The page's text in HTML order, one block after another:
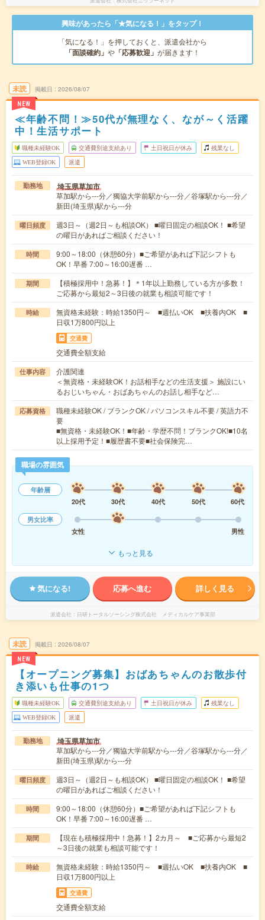
興味があったら「★気になる！」をタップ！
「気になる！」を押しておくと、派遣会社から
「面談確約」 や 「応募歓迎」 が届きます！
未読
NEW
掲載日 2026/08/07
≪年齢不問！≫50代が無理なく、なが～く活躍
中！生活サポート
職種未経験OK 交通費別途支給あり 土日祝日が休み 残業なし
WEB登録OK 派遣
勤務地 埼玉県草加市
草加駅から---分／獨協大学前駅から---分／谷塚駅から---分／
新田(埼玉県)駅から---分
曜日頻度
週3日～（週2日～も相談OK） ■曜日固定の相談OK！ ■希望
の曜日があればご相談ください！
時間
9:00～18:00（休憩60分）■ご希望があれば下記シフトも
OK！早番 7:00～16:00遅番 …
期間
【積極採用中！急募！】＊1年以上勤務している方が多数！
ご応募から最短2～3日後の就業も相談可能です！
時給
無資格未経験：時給1350円～ ■週払いOK ■扶養内OK ■
日収1万800円以上
交通費
交通費全額支給
仕事内容
介護関連
＜無資格・未経験OK！お話相手などの生活支援＞ 施設にい
るおじいちゃん・おばあちゃんのお話し相手など…
応募資格
職種未経験OK / ブランクOK / パソコンスキル不要 / 英語力不
要
■無資格・未経験OK！■年齢・学歴不問！ブランクOK!■10名
以上採用予定！■履歴書不要■社会保険完…
職場の雰囲気
年齢層
20代
30代 40代 50代
60代
男女比率
女性
男性
もっと見る
気になる! 応募へ進む 詳しく見る
派遣会社 日研トータルソーシング株式会社 メディカルケア事業部
未読
NEW
掲載日 2026/08/07
【オープニング募集】おばあちゃんのお散歩付
き添いも仕事の1つ
職種未経験OK 交通費別途支給あり 土日祝日が休み 残業なし
WEB登録OK 派遣
勤務地 埼玉県草加市
草加駅から---分／獨協大学前駅から---分／谷塚駅から---分／
新田(埼玉県)駅から---分
曜日頻度
週3日～（週2日～も相談OK） ■曜日固定の相談OK！ ■希望
の曜日があればご相談ください！
時間
9:00～18:00（休憩60分）■ご希望があれば下記シフトも
OK！早番 7:00～16:00遅番 …
期間
【現在も積極採用中！急募！】2カ月～ ■ご応募から最短2
～3日後の就業も相談可能です！
時給
無資格未経験：時給1350円～ ■週払いOK ■扶養内OK ■
日収1万800円以上
交通費
交通費全額支給